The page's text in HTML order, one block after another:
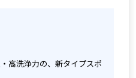
高洗浄力の、新タイプスポ